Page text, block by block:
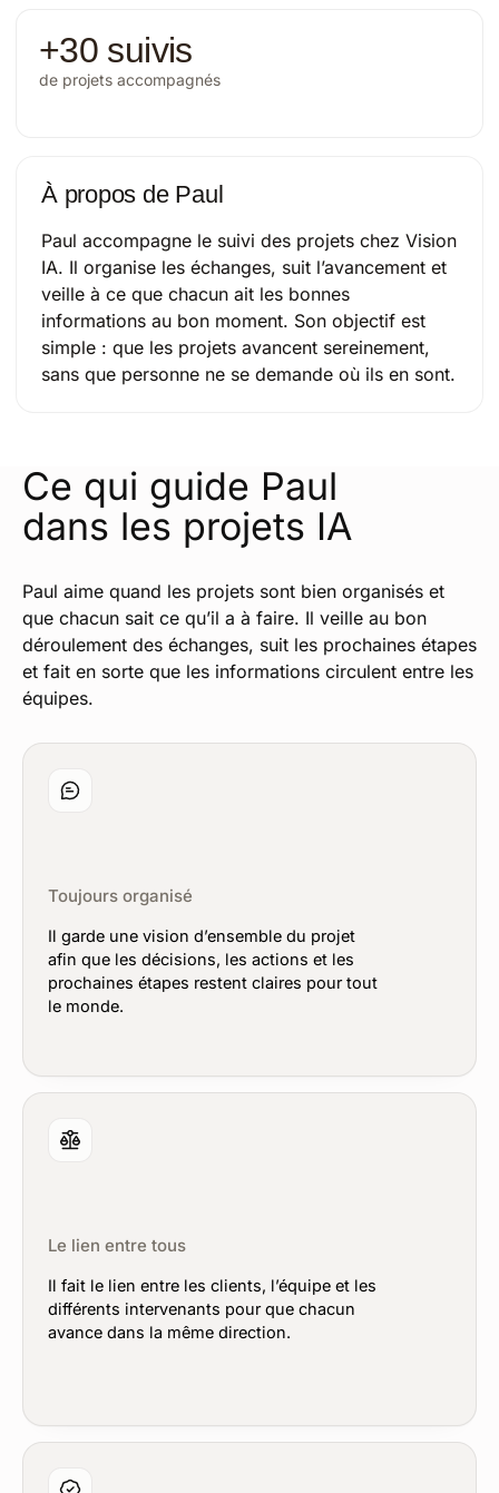
+30 suivis
de projets accompagnés
À propos de Paul
Paul accompagne le suivi des projets chez Vision
IA. Il organise les échanges, suit l’avancement et
veille à ce que chacun ait les bonnes
informations au bon moment. Son objectif est
simple : que les projets avancent sereinement,
sans que personne ne se demande où ils en sont.
Ce qui guide Paul
dans les projets IA
Paul aime quand les projets sont bien organisés et
que chacun sait ce qu’il a à faire. Il veille au bon
déroulement des échanges, suit les prochaines étapes
et fait en sorte que les informations circulent entre les
équipes.
Toujours organisé
Il garde une vision d’ensemble du projet
afin que les décisions, les actions et les
prochaines étapes restent claires pour tout
le monde.
Le lien entre tous
Il fait le lien entre les clients, l’équipe et les
différents intervenants pour que chacun
avance dans la même direction.